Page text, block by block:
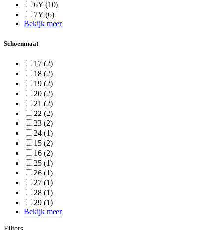
6Y (10)
7Y (6)
Bekijk meer
Schoenmaat
17 (2)
18 (2)
19 (2)
20 (2)
21 (2)
22 (2)
23 (2)
24 (1)
15 (2)
16 (2)
25 (1)
26 (1)
27 (1)
28 (1)
29 (1)
Bekijk meer
Filters